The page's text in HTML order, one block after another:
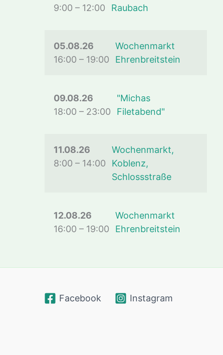
9:00 – 12:00
Raubach
05.08.26
16:00 – 19:00
Wochenmarkt
Ehrenbreitstein
09.08.26
18:00 – 23:00
"Michas
Filetabend"
11.08.26
8:00 – 14:00
Wochenmarkt,
Koblenz,
Schlossstraße
12.08.26
16:00 – 19:00
Wochenmarkt
Ehrenbreitstein
Facebook Instagram